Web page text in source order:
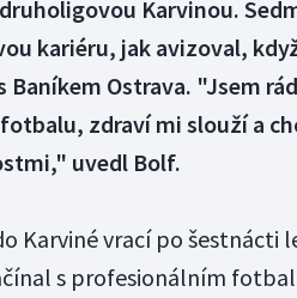
Karvinou.
kariéru, jak avizoval,
Baníkem Ostrava. "Jsem
zdraví mi slouží a
uvedl Bolf.
Karviné vrací po šestnácti
s profesionálním